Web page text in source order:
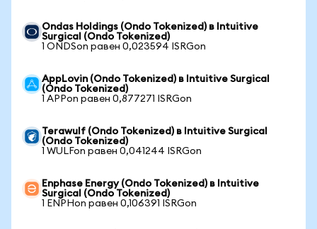
Ondas Holdings (Ondo Tokenized) в Intuitive
Surgical (Ondo Tokenized)
1 ONDSon равен 0,023594 ISRGon
AppLovin (Ondo Tokenized) в Intuitive Surgical
(Ondo Tokenized)
1 APPon равен 0,877271 ISRGon
Terawulf (Ondo Tokenized) в Intuitive Surgical
(Ondo Tokenized)
1 WULFon равен 0,041244 ISRGon
Enphase Energy (Ondo Tokenized) в Intuitive
Surgical (Ondo Tokenized)
1 ENPHon равен 0,106391 ISRGon